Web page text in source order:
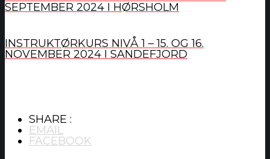
SEPTEMBER 2024 I HØRSHOLM
INSTRUKTØRKURS NIVÅ 1 – 15. OG 16.
NOVEMBER 2024 I SANDEFJORD
SHARE :
EMAIL
FACEBOOK